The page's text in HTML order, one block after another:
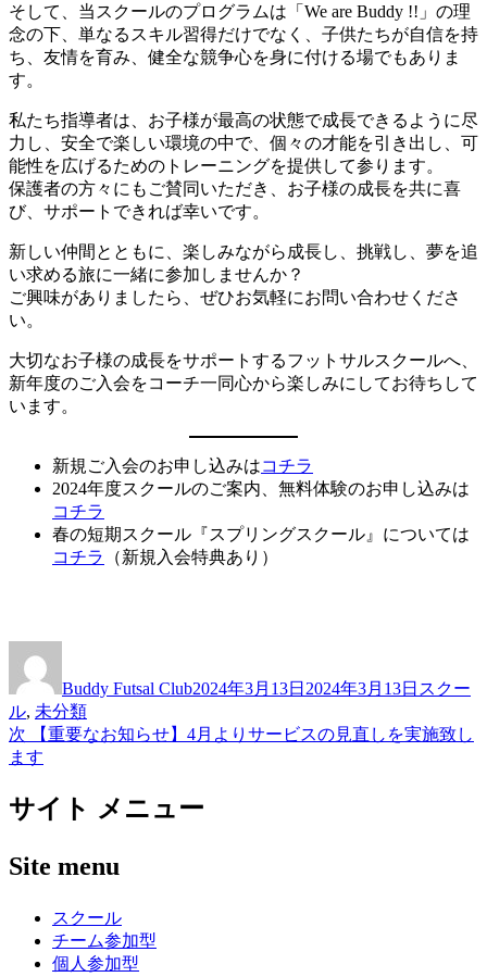
そして、当スクールのプログラムは「We are Buddy !!」の理
念の下、単なるスキル習得だけでなく、子供たちが自信を持
ち、友情を育み、健全な競争心を身に付ける場でもありま
す。
私たち指導者は、お子様が最高の状態で成長できるように尽
力し、安全で楽しい環境の中で、個々の才能を引き出し、可
能性を広げるためのトレーニングを提供して参ります。
保護者の方々にもご賛同いただき、お子様の成長を共に喜
び、サポートできれば幸いです。
新しい仲間とともに、楽しみながら成長し、挑戦し、夢を追
い求める旅に一緒に参加しませんか？
ご興味がありましたら、ぜひお気軽にお問い合わせくださ
い。
大切なお子様の成長をサポートするフットサルスクールへ、
新年度のご入会をコーチ一同心から楽しみにしてお待ちして
います。
新規ご入会のお申し込みはコチラ
2024年度スクールのご案内、無料体験のお申し込みは
コチラ
春の短期スクール『スプリングスクール』については
コチラ
（新規入会特典あり）
者
Buddy Futsal Club日:
2024年3月13日 2024年3月13日ゴ
ー
スクー
ル, 未分類
投
稿
ナ
ゲ
次
次
の
稿:
【重要なお知らせ】4月よりサービスの見直しを実施致し
ます
サイト メニュー
Site menu
スクール
チーム参加型
個人参加型